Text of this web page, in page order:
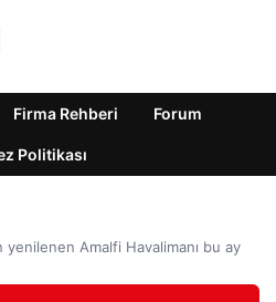
Firma Rehberi Forum
Politikası
Amalfi Havalimanı bu ay